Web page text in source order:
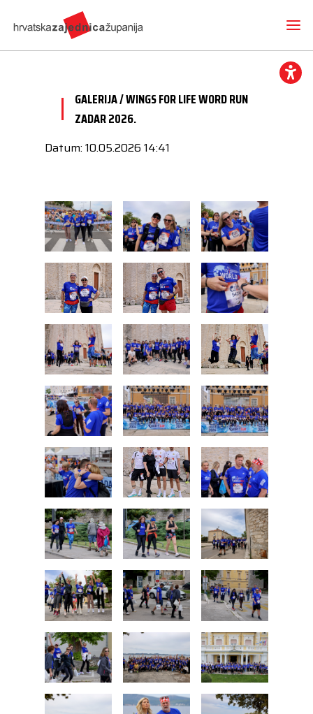
Vijesti iz članica
Dokumenti
Imenovanja
Predsjednik
Potpredsjednik
Članice
Mediji
Projekti
Otvoreni proračun
Volim svoju županiju
Kuharica
Međunarodna suradnja
CEMR
Europski projekti
Kongres lokalnih i regionalnih vlasti Vijeća
Europe
Europski odbor regija
GALERIJA / WINGS FOR LIFE WORD RUN
ZADAR 2026.
Datum: 10.05.2026 14:41